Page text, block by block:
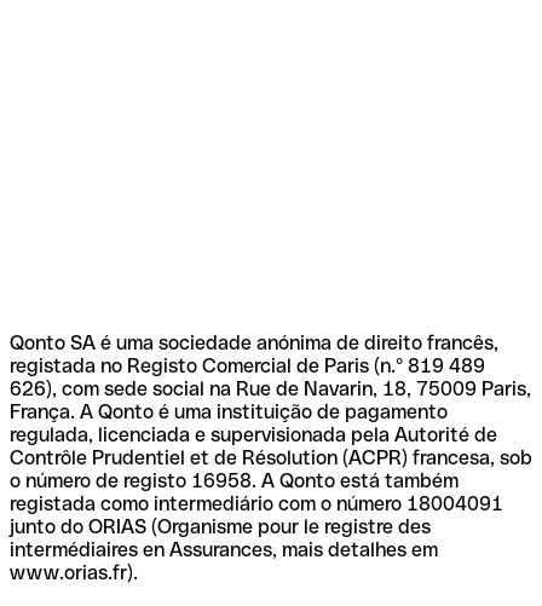
Qonto SA é uma sociedade anónima de direito francês,
registada no Registo Comercial de Paris (n.º 819 489
626), com sede social na Rue de Navarin, 18, 75009 Paris,
França. A Qonto é uma instituição de pagamento
regulada, licenciada e supervisionada pela Autorité de
Contrôle Prudentiel et de Résolution (ACPR) francesa, sob
o número de registo 16958. A Qonto está também
registada como intermediário com o número 18004091
junto do ORIAS (Organisme pour le registre des
intermédiaires en Assurances, mais detalhes em
www.orias.fr).